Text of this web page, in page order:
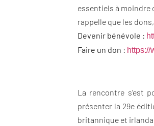
essentiels à moindre
rappelle que les
Devenir bénévole :
Faire un don :
La rencontre s’est
présenter la 29e
britannique et